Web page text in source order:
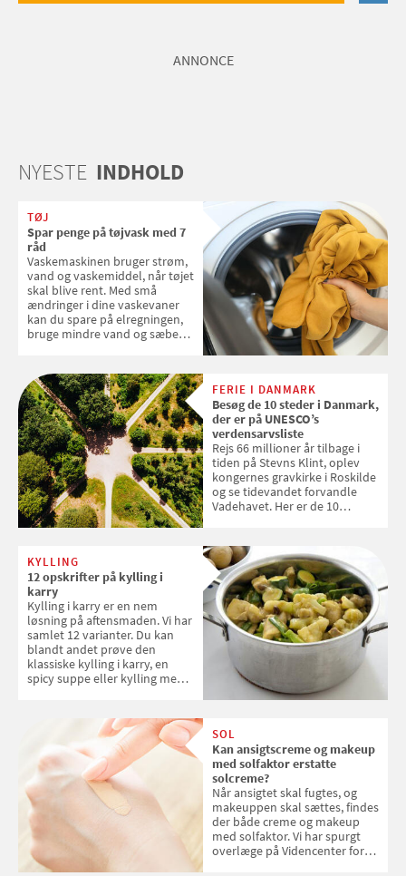
ANNONCE
NYESTE INDHOLD
TØJ
Spar penge på tøjvask med 7
råd
Vaskemaskinen bruger strøm,
vand og vaskemiddel, når tøjet
skal blive rent. Med små
ændringer i dine vaskevaner
kan du spare på elregningen,
bruge mindre vand og sæbe
enkle råd til at spare penge på
tøjvasken
FERIE I DANMARK
Besøg de 10 steder i Danmark,
der er på UNESCO’s
verdensarvsliste
Rejs 66 millioner år tilbage i
tiden på Stevns Klint, oplev
kongernes gravkirke i Roskilde
og se tidevandet forvandle
Vadehavet. Her er de 10
KYLLING
12 opskrifter på kylling i
karry
Kylling i karry er en nem
løsning på aftensmaden. Vi har
samlet 12 varianter. Du kan
blandt andet prøve den
klassiske kylling i karry, en
spicy suppe eller kylling med
SOL
Kan ansigtscreme og makeup
med solfaktor erstatte
solcreme?
Når ansigtet skal fugtes, og
makeuppen skal sættes, findes
der både creme og makeup
med solfaktor. Vi har spurgt
overlæge på Videncenter for